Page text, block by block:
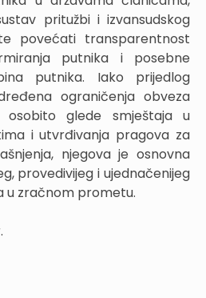
pritužbi i izvansudskog
povećati transparentnost
putnika i posebne
putnika. Iako prijedlog
ograničenja obveza
osobito glede smještaja u
i utvrđivanja pragova za
njegova je osnovna
provedivijeg i ujednačenijeg
u zračnom prometu.